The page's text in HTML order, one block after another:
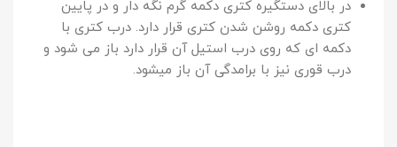
در بالای دستگیره کتری دکمه گرم نگه دار و در پایین
کتری دکمه روشن شدن کتری قرار دارد. درب کتری با
دکمه ای که روی درب استیل آن قرار دارد باز می شود و
درب قوری نیز با برامدگی آن باز میشود.